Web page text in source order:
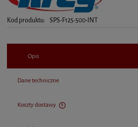
Kod produktu: SPS-F125-500-INT
Opis
Dane techniczne
Koszty dostawy
Cena nie zawiera ewentualnych kosztów płatności